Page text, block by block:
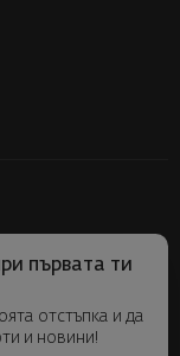
първата ти
отстъпка и да
и новини!